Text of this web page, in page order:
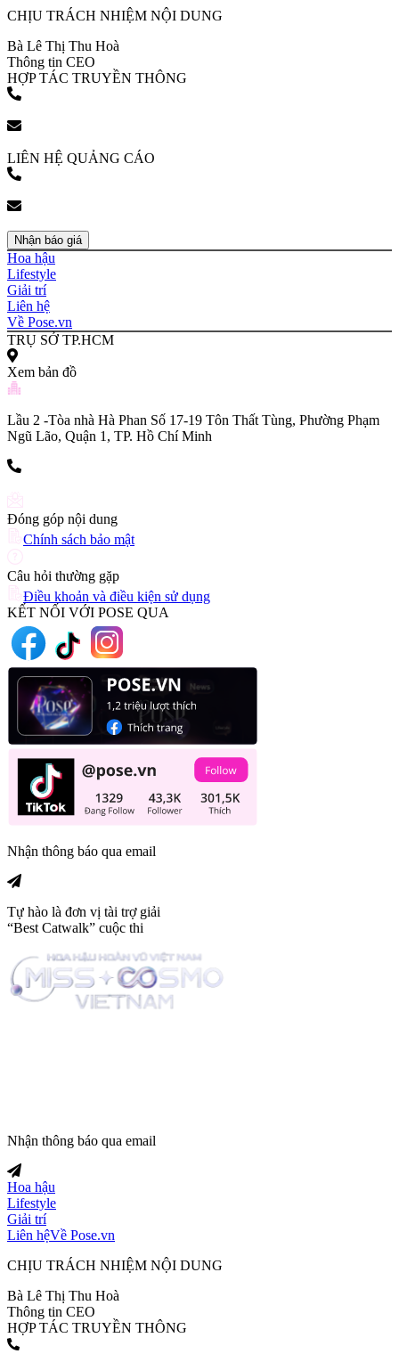
CHỊU TRÁCH NHIỆM NỘI DUNG
Bà Lê Thị Thu Hoà
Thông tin CEO
HỢP TÁC TRUYỀN THÔNG
LIÊN HỆ QUẢNG CÁO
Nhận báo giá
Hoa hậu
Lifestyle
Giải trí
Liên hệ
Về Pose.vn
TRỤ SỞ TP.HCM
Xem bản đồ
Lầu 2 -Tòa nhà Hà Phan Số 17-19 Tôn Thất Tùng, Phường Phạm
Ngũ Lão, Quận 1, TP. Hồ Chí Minh
Đóng góp nội dung
Chính sách bảo mật
Câu hỏi thường gặp
Điều khoản và điều kiện sử dụng
KẾT NỐI VỚI POSE QUA
Nhận thông báo qua email
Tự hào là đơn vị tài trợ giải
“Best Catwalk” cuộc thi
Nhận thông báo qua email
Hoa hậu
Lifestyle
Giải trí
Liên hệVề Pose.vn
CHỊU TRÁCH NHIỆM NỘI DUNG
Bà Lê Thị Thu Hoà
Thông tin CEO
HỢP TÁC TRUYỀN THÔNG